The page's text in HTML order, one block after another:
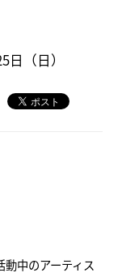
（日）
中のアーティス